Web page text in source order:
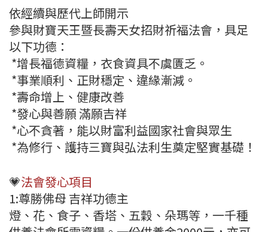
依經續與歷代上師開示
參與財寶天王暨長壽天女招財祈福法會，具足
以下功德：
*增長福德資糧，衣食資具不虞匱乏。
*事業順利、正財穩定、違緣漸減。
*壽命增上、健康改善
*發心與善願 滿願吉祥
*心不貪著，能以財富利益國家社會與眾生
*為修行、護持三寶與弘法利生奠定堅實基礎！
💗法會發心項目
1:尊勝佛母 吉祥功德主
燈、花、食子、香塔、五穀、朵瑪等，一千種